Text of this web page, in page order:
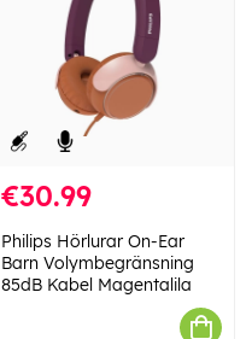
€30.99
Philips Hörlurar On-Ear
Barn Volymbegränsning
85dB Kabel Magentalila